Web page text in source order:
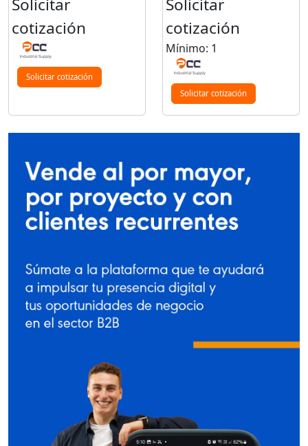
Solicitar
cotización
Solicitar cotización
Solicitar
cotización
Mínimo: 1
Solicitar cotización